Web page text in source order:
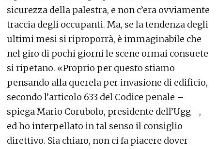
sicurezza della palestra, e non c’era ovviamente
traccia degli occupanti. Ma, se la tendenza degli
ultimi mesi si riproporrà, è immaginabile che
nel giro di pochi giorni le scene ormai consuete
si ripetano. «Proprio per questo stiamo
pensando alla querela per invasione di edificio,
secondo l’articolo 633 del Codice penale –
spiega Mario Corubolo, presidente dell’Ugg –,
ed ho interpellato in tal senso il consiglio
direttivo. Sia chiaro, non ci fa piacere dover